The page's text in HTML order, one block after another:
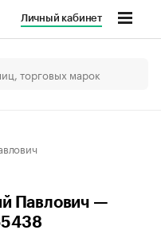
Личный кабинет
Павлович —